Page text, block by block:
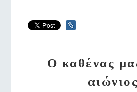
Ο καθένας
αιώνιος